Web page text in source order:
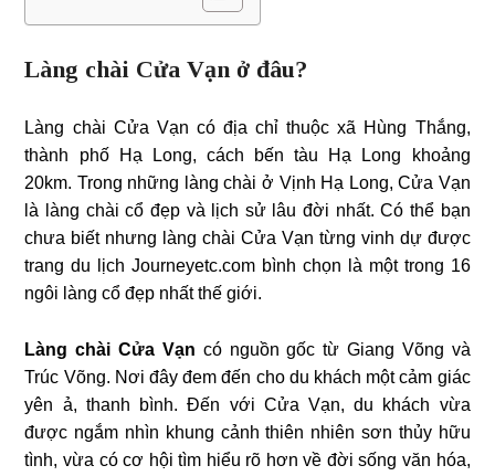
Làng chài Cửa Vạn ở đâu?
Làng chài Cửa Vạn có địa chỉ thuộc xã Hùng Thắng,
thành phố Hạ Long, cách bến tàu Hạ Long khoảng
20km. Trong những làng chài ở Vịnh Hạ Long, Cửa Vạn
là làng chài cổ đẹp và lịch sử lâu đời nhất. Có thể bạn
chưa biết nhưng làng chài Cửa Vạn từng vinh dự được
trang du lịch Journeyetc.com bình chọn là một trong 16
ngôi làng cổ đẹp nhất thế giới.
Làng chài Cửa Vạn có nguồn gốc từ Giang Võng và
Trúc Võng. Nơi đây đem đến cho du khách một cảm giác
yên ả, thanh bình. Đến với Cửa Vạn, du khách vừa
được ngắm nhìn khung cảnh thiên nhiên sơn thủy hữu
tình, vừa có cơ hội tìm hiểu rõ hơn về đời sống văn hóa,